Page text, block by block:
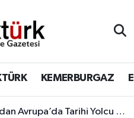
KEMERBURGAZ
Tarihi Yolcu Rekoru
Haritası
ve Fikstür